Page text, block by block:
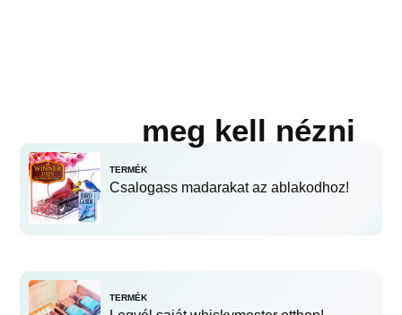
meg kell nézni
TERMÉK
Csalogass madarakat az ablakodhoz!
TERMÉK